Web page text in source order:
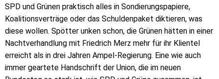
SPD und Grünen praktisch alles in Sondierungspapiere,
Koalitionsverträge oder das Schuldenpaket diktieren, was
diese wollen. Spötter unken schon, die Grünen hätten in einer
Nachtverhandlung mit Friedrich Merz mehr für ihr Klientel
erreicht als in drei Jahren Ampel-Regierung. Eine wie auch
immer geartete Handschrift der Union, die im neuen